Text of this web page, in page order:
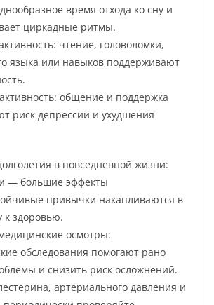
время отхода ко сну и
циркадные ритмы.
чтение, головоломки,
языка или навыков поддерживают
общение и поддержка
риск депрессии и ухудшения
в повседневной жизни:
— большие эффекты
привычки накапливаются в
к здоровью.
осмотры:
обследования помогают рано
и снизить риск осложнений.
артериального давления и